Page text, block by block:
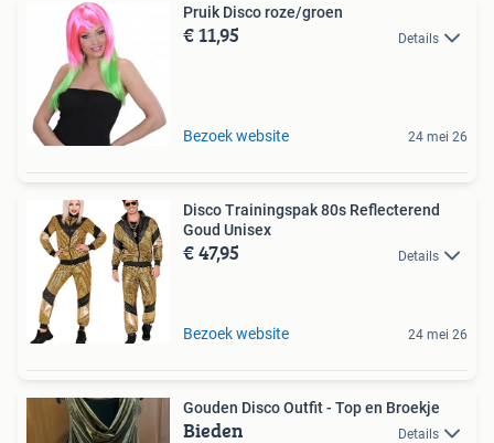
Pruik Disco roze/groen
€ 11,95 Details
Bezoek website 24 mei 26
Disco Trainingspak 80s Reflecterend
Goud Unisex
€ 47,95 Details
Bezoek website 24 mei 26
Gouden Disco Outfit - Top en Broekje
Bieden Details